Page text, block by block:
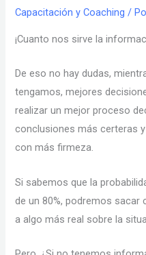
Capacitación y Coaching /
¡Cuanto nos sirve la
De eso no hay dudas,
tengamos, mejores
realizar un mejor proceso
conclusiones más certeras
con más firmeza.
Si sabemos que la
de un 80%, podremos sacar
a algo más real sobre la